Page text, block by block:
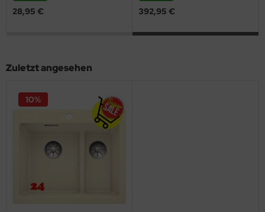
28,95 € 392,95 €
Zuletzt angesehen
10%